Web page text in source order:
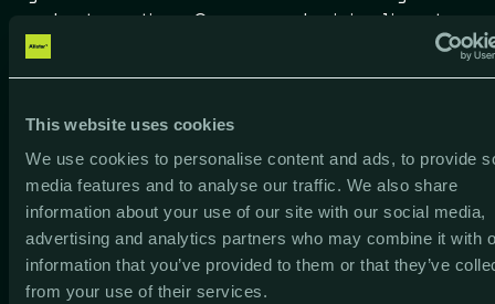
This website uses cookies
We use cookies to personalise content and ads, to provide
media features and to analyse our traffic. We also share
information about your use of our site with our social media,
advertising and analytics partners who may combine it with
information that you’ve provided to them or that they’ve
from your use of their services.
en best practices. Onze aanpak minimaliseert
verstoringen in de dagelijkse bedrijfsvoering en
zorgt ervoor dat je team snel kan profiteren van
Bovendien bieden we uitgebreide training en
ondersteuning na de implementatie om ervoor te
zorgen dat je team volledig vertrouwd raakt met
het nieuwe systeem en het optimaal kan
benutten.